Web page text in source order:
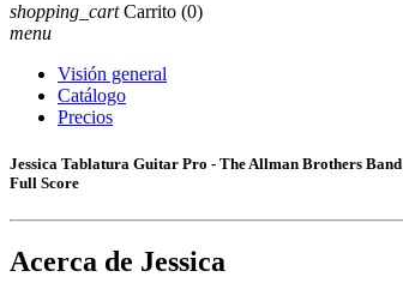
shopping_cart Carrito (0)
menu
Visión general
Catálogo
Precios
Jessica Tablatura Guitar Pro - The Allman Brothers Band
Full Score
Acerca de Jessica